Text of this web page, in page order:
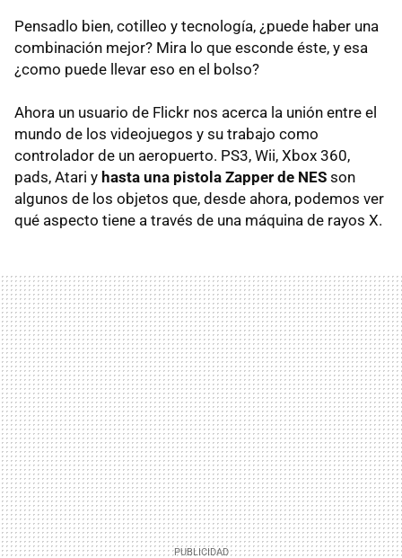
Pensadlo bien, cotilleo y tecnología, ¿puede haber una
combinación mejor? Mira lo que esconde éste, y esa
¿como puede llevar eso en el bolso?
Ahora un usuario de Flickr nos acerca la unión entre el
mundo de los videojuegos y su trabajo como
controlador de un aeropuerto. PS3, Wii, Xbox 360,
pads, Atari y hasta una pistola Zapper de NES son
algunos de los objetos que, desde ahora, podemos ver
qué aspecto tiene a través de una máquina de rayos X.